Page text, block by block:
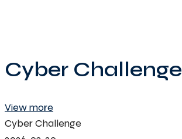
Cyber Challenge
View more
Cyber Challenge